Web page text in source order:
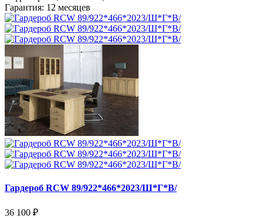
Гарантия: 12 месяцев
Гардероб RCW 89/922*466*2023/Ш*Г*В/
36 100 ₽